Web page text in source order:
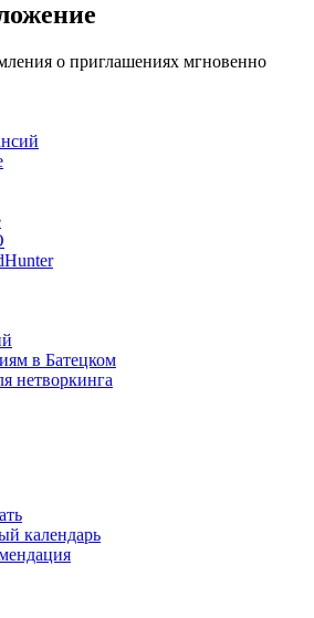
о приглашениях мгновенно
в Батецком
нетворкинга
календарь